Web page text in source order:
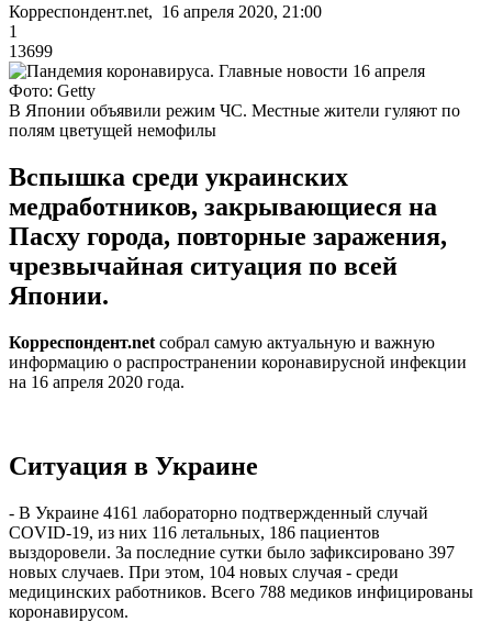
Корреспондент.net, 16 апреля 2020, 21:00
1
13699
Фото: Getty
В Японии объявили режим ЧС. Местные жители гуляют по
полям цветущей немофилы
Вспышка среди украинских
медработников, закрывающиеся на
Пасху города, повторные заражения,
чрезвычайная ситуация по всей
Японии.
Корреспондент.net собрал самую актуальную и важную
информацию о распространении коронавирусной инфекции
на 16 апреля 2020 года.
Ситуация в Украине
- В Украине 4161 лабораторно подтвержденный случай
COVID-19, из них 116 летальных, 186 пациентов
выздоровели. За последние сутки было зафиксировано 397
новых случаев. При этом, 104 новых случая - среди
медицинских работников. Всего 788 медиков инфицированы
коронавирусом.